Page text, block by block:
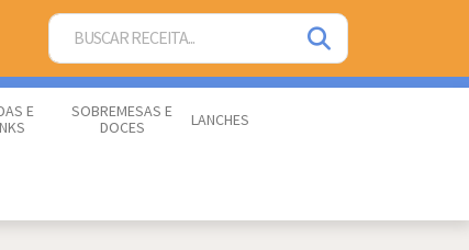
E
SOBREMESAS E
DOCES
LANCHES